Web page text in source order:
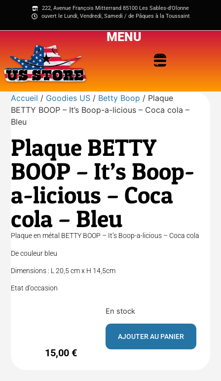
222, Avenue François Mitterrand 85100 Les Sables-d'Olonne
ouvert le Lundi, Vendredi, Samedi / de Pâques à la Toussaint
MENU
Accueil / Goodies US / Betty Boop / Plaque
BETTY BOOP – It’s Boop-a-licious – Coca cola –
Bleu
Plaque BETTY
BOOP – It’s Boop-
a-licious – Coca
cola – Bleu
Plaque en métal BETTY BOOP – It’s Boop-a-licious – Coca cola
De couleur bleu
Dimensions : L 20,5 cm x H 14,5cm
Etat d’occasion
15,00 €
En stock
AJOUTER AU PANIER